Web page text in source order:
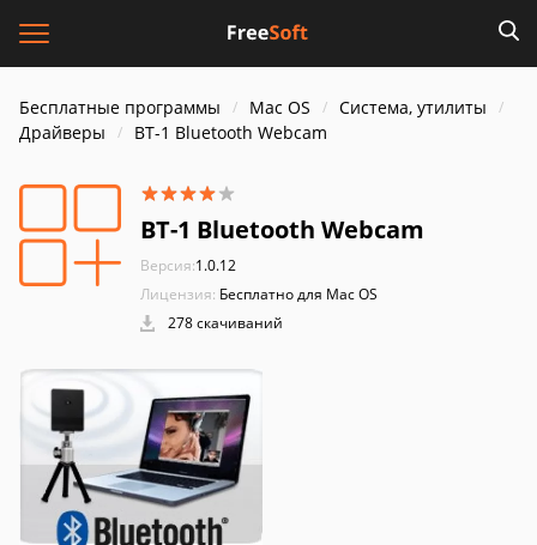
Бесплатные программы Mac OS
Система, утилиты
Драйверы
BT-1 Bluetooth Webcam
BT-1 Bluetooth Webcam
Версия:1.0.12
Лицензия: Бесплатно для Mac OS
278 скачиваний